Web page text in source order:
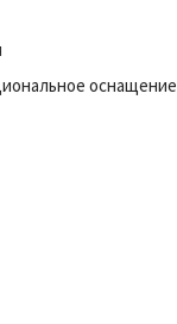
оснащение